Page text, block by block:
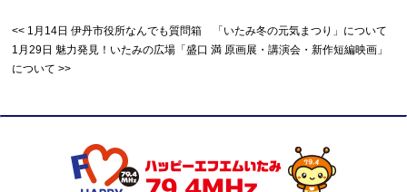
1月14日 伊丹市役所なんでも質問箱 「いたみ冬の元気まつり」について
1月29日 魅力発見！いたみの広場「盛口 満 原画展・講演会・新作短編映画」
について